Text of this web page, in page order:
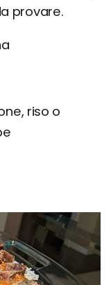
provare.
riso o